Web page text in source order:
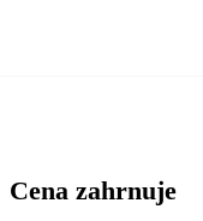
Cena zahrnuje